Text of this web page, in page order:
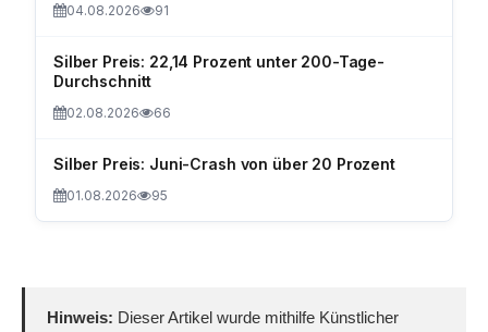
04.08.2026 91
Silber Preis: 22,14 Prozent unter 200-Tage-
Durchschnitt
02.08.2026 66
Silber Preis: Juni-Crash von über 20 Prozent
01.08.2026 95
Hinweis: Dieser Artikel wurde mithilfe Künstlicher